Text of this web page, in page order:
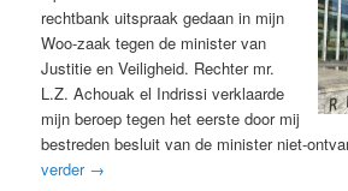
rechtbank uitspraak gedaan in mijn
Woo-zaak tegen de minister van
Justitie en Veiligheid. Rechter mr.
L.Z. Achouak el Indrissi verklaarde
mijn beroep tegen het eerste door mij
bestreden besluit van de minister niet-
verder →